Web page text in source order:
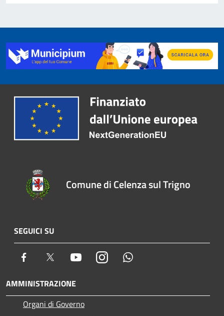
Comune di Celenza sul Trigno
SEGUICI SU
Facebook Twitter YoutubeInstagram
AMMINISTRAZIONE
Organi di Governo